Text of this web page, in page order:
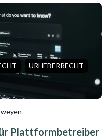
URHEBERRECHT
Plattformbetreiber